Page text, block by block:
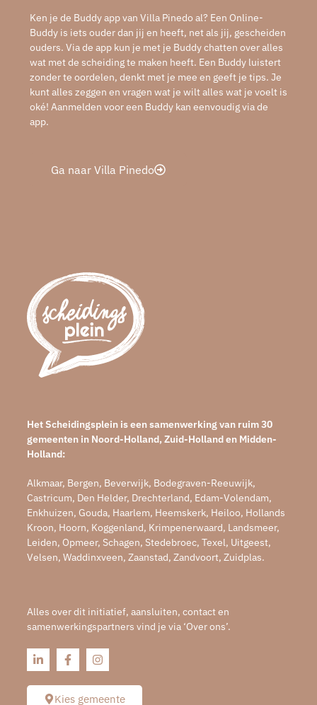
Ken je de Buddy app van Villa Pinedo al? Een Online-
Buddy is iets ouder dan jij en heeft, net als jij, gescheiden
ouders. Via de app kun je met je Buddy chatten over alles
wat met de scheiding te maken heeft. Een Buddy luistert
zonder te oordelen, denkt met je mee en geeft je tips. Je
kunt alles zeggen en vragen wat je wilt alles wat je voelt is
oké! Aanmelden voor een Buddy kan eenvoudig via de
app.
Ga naar Villa Pinedo
Het Scheidingsplein is een samenwerking van ruim 30
gemeenten in Noord-Holland, Zuid-Holland en Midden-
Holland:
Alkmaar, Bergen, Beverwijk, Bodegraven-Reeuwijk,
Castricum, Den Helder, Drechterland, Edam-Volendam,
Enkhuizen, Gouda, Haarlem, Heemskerk, Heiloo, Hollands
Kroon, Hoorn, Koggenland, Krimpenerwaard, Landsmeer,
Leiden, Opmeer, Schagen, Stedebroec, Texel, Uitgeest,
Velsen, Waddinxveen, Zaanstad, Zandvoort, Zuidplas.
Alles over dit initiatief, aansluiten, contact en
samenwerkingspartners vind je via ‘Over ons’.
Kies gemeente